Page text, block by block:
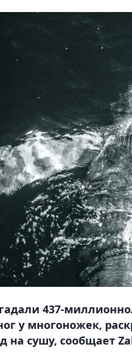
437-
у многоножек,
на сушу, сообщает